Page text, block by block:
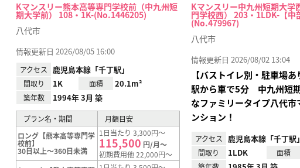
Kマンスリー熊本高等専門学校前（中九州短
期大学前） 108・1K-(No.1446205)
八代市
情報更新日 2026/08/05 16:00
アクセス 鹿児島本線「千丁駅」
間取り 1K 面積 20.1m²
築年数 1994年 3月 築
プラン名・期間
月額目安
ロング【熊本高等専門学
校前】
30日以上～360日未満
1日当たり 3,300円～
115,500 円/月～
初期費用他 22,000円～
Kマンスリー中九州短期大学
門学校西） 203・1LDK-【中
(No.479967)
八代市
情報更新日 2026/08/02 13:04
【バストイレ別・駐車場
駅から車で5分 中九州短
なファミリータイプ八代市
ンション！
アクセス 鹿児島本線「千丁駅」
間取り 1LDK 面積